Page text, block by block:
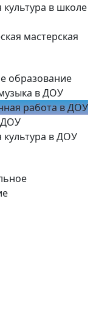
в школе
мастерская
образование
в ДОУ
работа в ДОУ
ДОУ
культура в ДОУ